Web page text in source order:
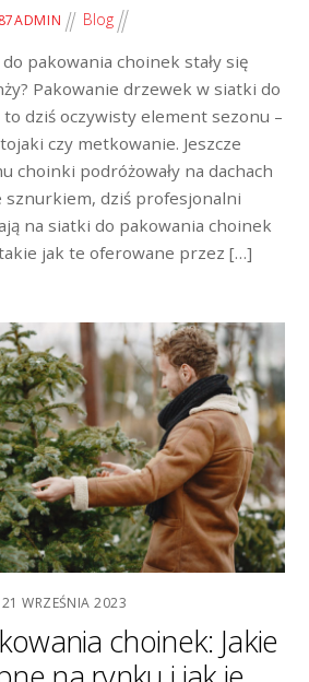
87ADMIN Blog
pakowania choinek stały się
Pakowanie drzewek w siatki do
dziś oczywisty element sezonu –
czy metkowanie. Jeszcze
choinki podróżowały na dachach
sznurkiem, dziś profesjonalni
na siatki do pakowania choinek
jak te oferowane przez […]
21 WRZEŚNIA 2023
choinek: Jakie